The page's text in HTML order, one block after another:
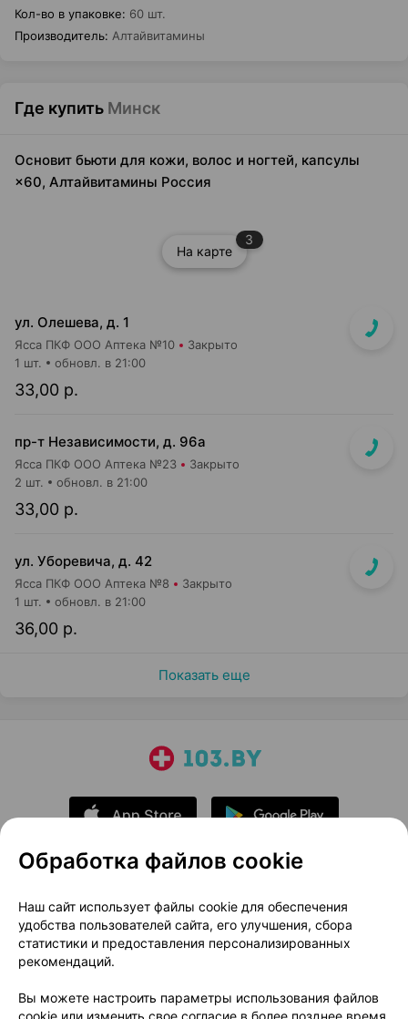
Кол-во в упаковке: 60 шт.
Производитель: Алтайвитамины
Где купить Минск
Основит бьюти для кожи, волос и ногтей, капсулы
×60, Алтайвитамины Россия
На карте
3
ул. Олешева, д. 1
Ясса ПКФ ООО Аптека №10 Закрыто
33,00 р.
1 шт. обновл. в 21:00
пр-т Независимости, д. 96а
Ясса ПКФ ООО Аптека №23 Закрыто
33,00 р.
2 шт. обновл. в 21:00
ул. Уборевича, д. 42
Ясса ПКФ ООО Аптека №8 Закрыто
36,00 р.
1 шт. обновл. в 21:00
Показать еще
О проекте
Новости проекта
Размещение рекламы
Медицинский маркетинг
Публичный договор
Доставка
Способы оплаты
Вакансии Партнеры
Обработка файлов cookie
Наш сайт использует файлы cookie для обеспечения
удобства пользователей сайта, его улучшения, сбора
статистики и предоставления персонализированных
рекомендаций.
Вы можете настроить параметры использования файлов
cookie или изменить свое согласие в более позднее время.